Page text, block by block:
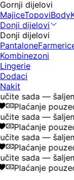
Gornji dijelovi
MajiceTopoviBody
Donji dijelovi
Donji dijelovi
Pantalone
Kombinezoni
Lingerie
Dodaci
Nakit
sada —
Plaćanje
sada —
Plaćanje
sada —
Plaćanje
sada —
Plaćanje